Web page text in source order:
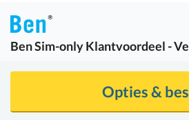
BenSim-only Klantvoordeel -
Opties &